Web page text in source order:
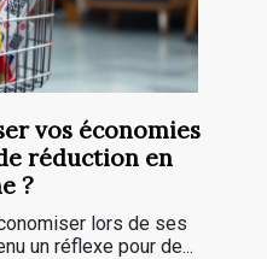
vos économies
réduction en
?
lors de ses
un réflexe pour de...